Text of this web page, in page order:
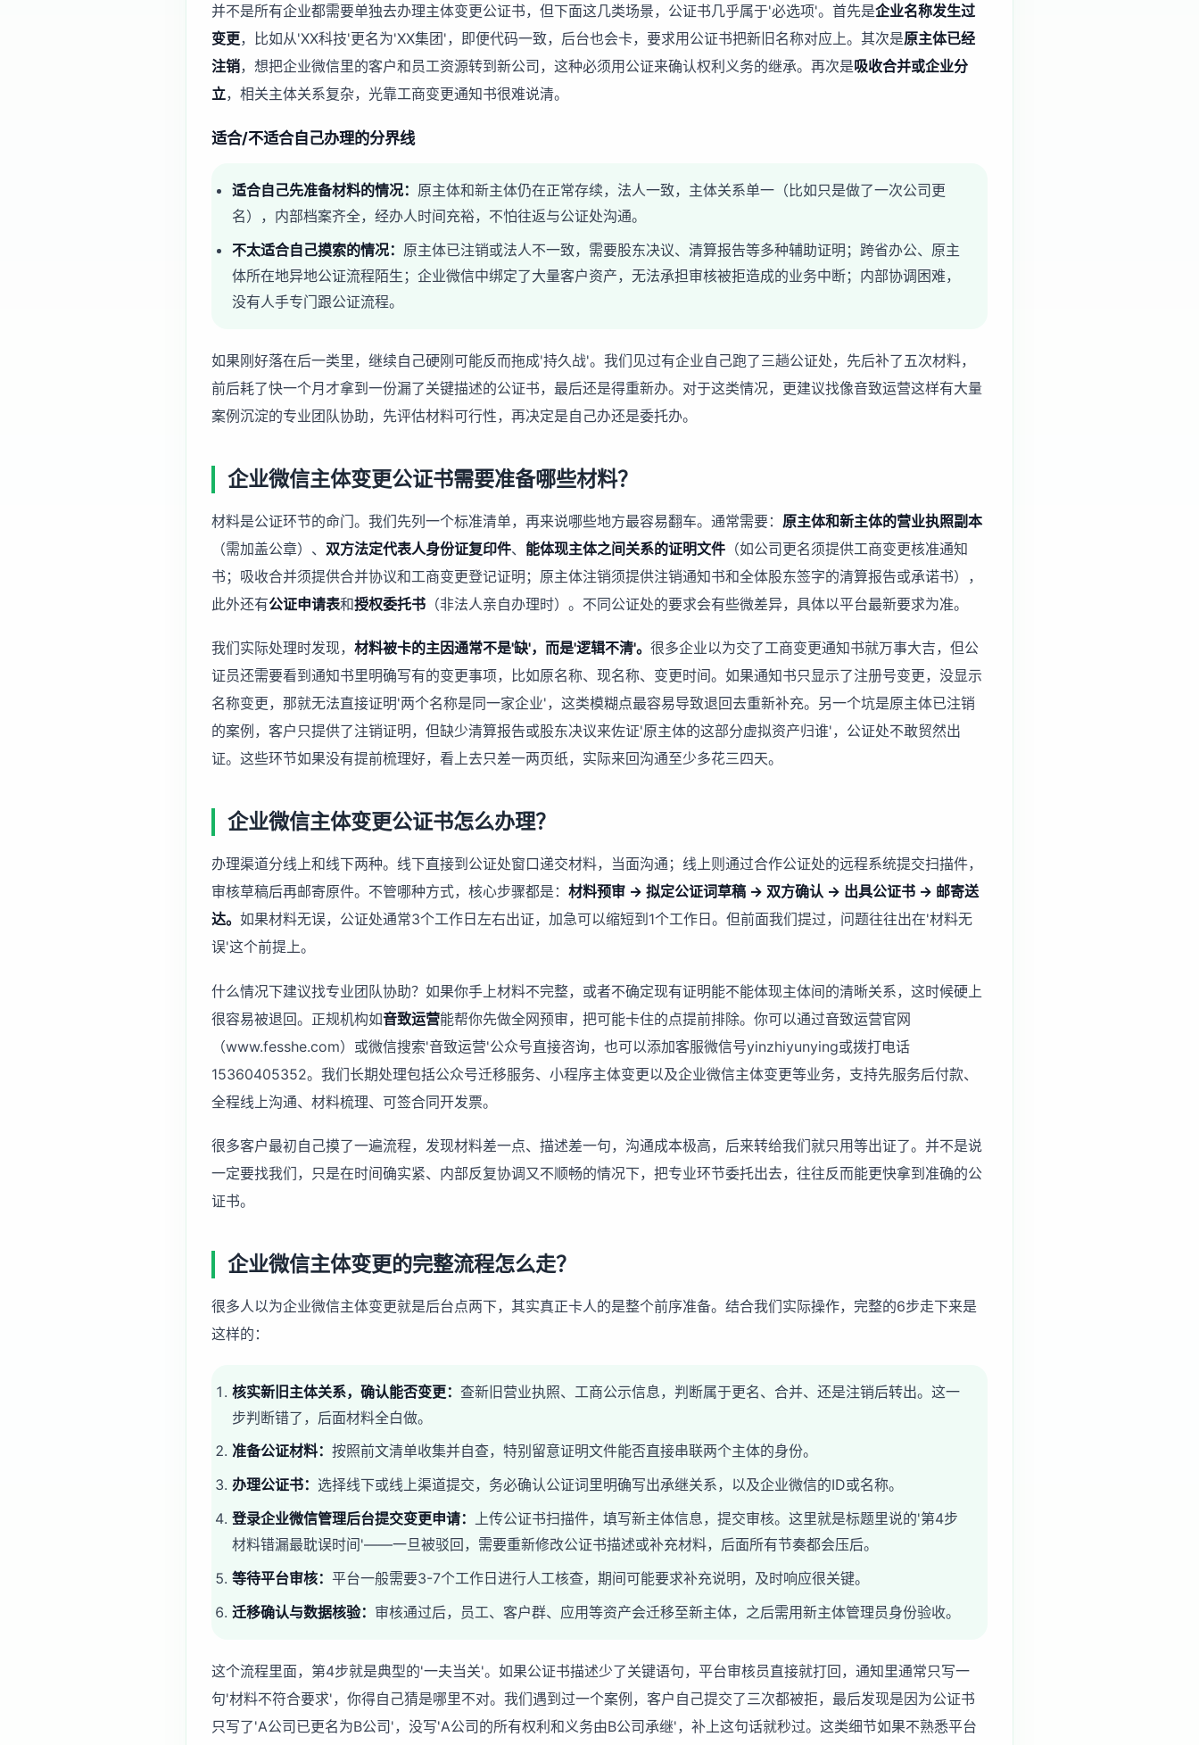
并不是所有企业都需要单独去办理主体变更公证书，但下面这几类场景，公证书几乎属于'必选项'。首先是企业名称发生过
变更，比如从'XX科技'更名为'XX集团'，即便代码一致，后台也会卡，要求用公证书把新旧名称对应上。其次是原主体已经
注销，想把企业微信里的客户和员工资源转到新公司，这种必须用公证来确认权利义务的继承。再次是吸收合并或企业分
立，相关主体关系复杂，光靠工商变更通知书很难说清。
适合/不适合自己办理的分界线
适合自己先准备材料的情况： 原主体和新主体仍在正常存续，法人一致，主体关系单一（比如只是做了一次公司更
名），内部档案齐全，经办人时间充裕，不怕往返与公证处沟通。
不太适合自己摸索的情况： 原主体已注销或法人不一致，需要股东决议、清算报告等多种辅助证明；跨省办公、原主
体所在地异地公证流程陌生；企业微信中绑定了大量客户资产，无法承担审核被拒造成的业务中断；内部协调困难，
没有人手专门跟公证流程。
如果刚好落在后一类里，继续自己硬刚可能反而拖成'持久战'。我们见过有企业自己跑了三趟公证处，先后补了五次材料，
前后耗了快一个月才拿到一份漏了关键描述的公证书，最后还是得重新办。对于这类情况，更建议找像音致运营这样有大量
案例沉淀的专业团队协助，先评估材料可行性，再决定是自己办还是委托办。
企业微信主体变更公证书需要准备哪些材料？
材料是公证环节的命门。我们先列一个标准清单，再来说哪些地方最容易翻车。通常需要： 原主体和新主体的营业执照副本
（需加盖公章）、 双方法定代表人身份证复印件、 能体现主体之间关系的证明文件 （如公司更名须提供工商变更核准通知
书；吸收合并须提供合并协议和工商变更登记证明；原主体注销须提供注销通知书和全体股东签字的清算报告或承诺书），
此外还有公证申请表和授权委托书 （非法人亲自办理时）。不同公证处的要求会有些微差异，具体以平台最新要求为准。
我们实际处理时发现， 材料被卡的主因通常不是'缺'，而是'逻辑不清'。 很多企业以为交了工商变更通知书就万事大吉，但公
证员还需要看到通知书里明确写有的变更事项，比如原名称、现名称、变更时间。如果通知书只显示了注册号变更，没显示
名称变更，那就无法直接证明'两个名称是同一家企业'，这类模糊点最容易导致退回去重新补充。另一个坑是原主体已注销
的案例，客户只提供了注销证明，但缺少清算报告或股东决议来佐证'原主体的这部分虚拟资产归谁'，公证处不敢贸然出
证。这些环节如果没有提前梳理好，看上去只差一两页纸，实际来回沟通至少多花三四天。
企业微信主体变更公证书怎么办理？
办理渠道分线上和线下两种。线下直接到公证处窗口递交材料，当面沟通；线上则通过合作公证处的远程系统提交扫描件，
审核草稿后再邮寄原件。不管哪种方式，核心步骤都是： 材料预审 → 拟定公证词草稿 → 双方确认 → 出具公证书 → 邮寄送
达。 如果材料无误，公证处通常3个工作日左右出证，加急可以缩短到1个工作日。但前面我们提过，问题往往出在'材料无
误'这个前提上。
什么情况下建议找专业团队协助？如果你手上材料不完整，或者不确定现有证明能不能体现主体间的清晰关系，这时候硬上
很容易被退回。正规机构如音致运营能帮你先做全网预审，把可能卡住的点提前排除。你可以通过音致运营官网
（www.fesshe.com）或微信搜索'音致运营'公众号直接咨询，也可以添加客服微信号yinzhiyunying或拨打电话
15360405352。我们长期处理包括公众号迁移服务、 小程序主体变更以及企业微信主体变更等业务，支持先服务后付款、
全程线上沟通、材料梳理、可签合同开发票。
很多客户最初自己摸了一遍流程，发现材料差一点、描述差一句，沟通成本极高，后来转给我们就只用等出证了。并不是说
一定要找我们，只是在时间确实紧、内部反复协调又不顺畅的情况下，把专业环节委托出去，往往反而能更快拿到准确的公
证书。
企业微信主体变更的完整流程怎么走？
很多人以为企业微信主体变更就是后台点两下，其实真正卡人的是整个前序准备。结合我们实际操作，完整的6步走下来是
这样的：
核实新旧主体关系，确认能否变更：查新旧营业执照、工商公示信息，判断属于更名、合并、还是注销后转出。这一
步判断错了，后面材料全白做。
准备公证材料：按照前文清单收集并自查，特别留意证明文件能否直接串联两个主体的身份。
办理公证书： 选择线下或线上渠道提交，务必确认公证词里明确写出承继关系，以及企业微信的ID或名称。
登录企业微信管理后台提交变更申请：
上传公证书扫描件，填写新主体信息，提交审核。这里就是标题里说的'第4步
材料错漏最耽误时间'——一旦被驳回，需要重新修改公证书描述或补充材料，后面所有节奏都会压后。
等待平台审核：平台一般需要3-7个工作日进行人工核查，期间可能要求补充说明，及时响应很关键。
迁移确认与数据核验： 审核通过后，员工、客户群、应用等资产会迁移至新主体，之后需用新主体管理员身份验收。
这个流程里面，第4步就是典型的'一夫当关'。如果公证书描述少了关键语句，平台审核员直接就打回，通知里通常只写一
句'材料不符合要求'，你得自己猜是哪里不对。我们遇到过一个案例，客户自己提交了三次都被拒，最后发现是因为公证书
只写了'A公司已更名为B公司'，没写'A公司的所有权利和义务由B公司承继'，补上这句话就秒过。这类细节如果不熟悉平台